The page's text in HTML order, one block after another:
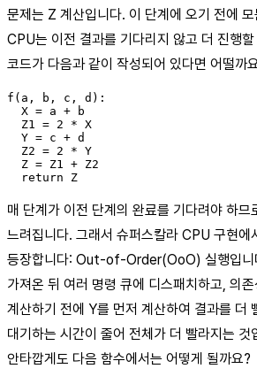
문제는 Z 계산입니다. 이 단계에 오기 전에 모
CPU는 이전 결과를 기다리지 않고 더 진행할
코드가 다음과 같이 작성되어 있다면 어떨까
f(a, b, c, d):
  X = a + b
  Z1 = 2 * X
  Y = c + d
  Z2 = 2 * Y
  Z = Z1 + Z2
매 단계가 이전 단계의 완료를 기다려야 하므
느려집니다. 그래서 슈퍼스칼라 CPU 구현에
등장합니다: Out-of-Order(OoO) 실행입니
가져온 뒤 여러 명령 큐에 디스패치하고, 의
계산하기 전에 Y를 먼저 계산하여 결과를 더
대기하는 시간이 줄어 전체가 더 빨라지는 것
안타깝게도 다음 함수에서는 어떻게 될까요?